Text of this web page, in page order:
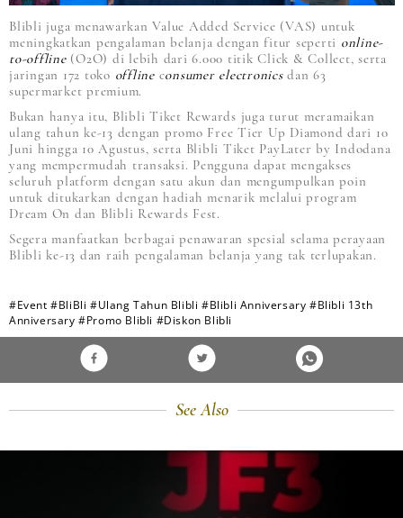
Blibli juga menawarkan Value Added Service (VAS) untuk
meningkatkan pengalaman belanja dengan fitur seperti online-
to-offline(O2O) di lebih dari 6.000 titik Click & Collect, serta
jaringan 172 toko offlineconsumer electronicsdan 63
supermarket premium.
Bukan hanya itu, Blibli Tiket Rewards juga turut meramaikan
ulang tahun ke-13 dengan promo Free Tier Up Diamond dari 10
Juni hingga 10 Agustus, serta Blibli Tiket PayLater by Indodana
yang mempermudah transaksi. Pengguna dapat mengakses
seluruh platform dengan satu akun dan mengumpulkan poin
untuk ditukarkan dengan hadiah menarik melalui program
Dream On dan Blibli Rewards Fest.
Segera manfaatkan berbagai penawaran spesial selama perayaan
Blibli ke-13 dan raih pengalaman belanja yang tak terlupakan.
#Event #BliBli #Ulang Tahun Blibli #Blibli Anniversary #Blibli 13th
Anniversary #Promo Blibli #Diskon Blibli
See Also